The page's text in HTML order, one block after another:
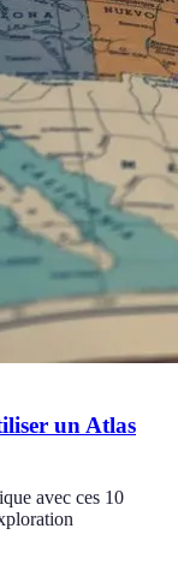
un Atlas
avec ces 10